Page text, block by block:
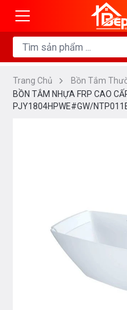
Trang Chủ
Bồn Tắm
BỒN TẮM NHỰA FRP CAO
PJY1804HPWE#GW/